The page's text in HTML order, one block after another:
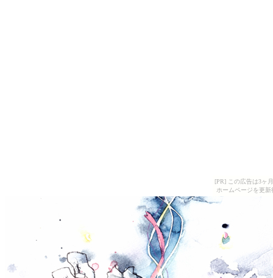
[PR] この広告は3ヶ
ホームページを更